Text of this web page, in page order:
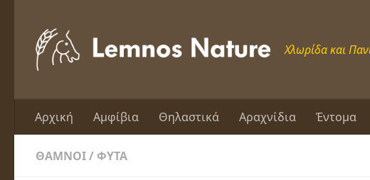
Χλωρίδα και
Αρχική Αμφίβια Θηλαστικά Αραχνίδια Έντομα
ΘΆΜΝΟΙ/ ΦΥΤΆ